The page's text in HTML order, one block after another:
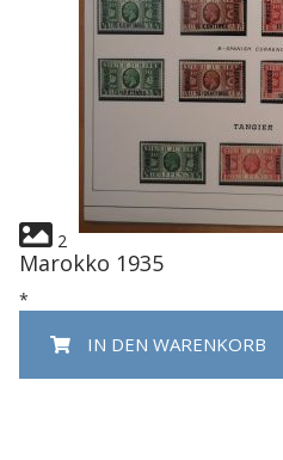
2
Marokko 1935
*
IN DEN WARENKORB